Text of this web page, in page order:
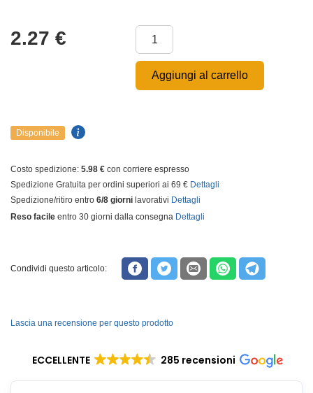
2.27 €
Aggiungi al carrello
Disponibile
Costo spedizione: 5.98 € con corriere espresso
Spedizione Gratuita per ordini superiori ai 69 € Dettagli
Spedizione/ritiro entro 6/8 giorni lavorativi Dettagli
Reso facile entro 30 giorni dalla consegna Dettagli
Condividi questo articolo:
Lascia una recensione per questo prodotto
ECCELLENTE 285 recensioni